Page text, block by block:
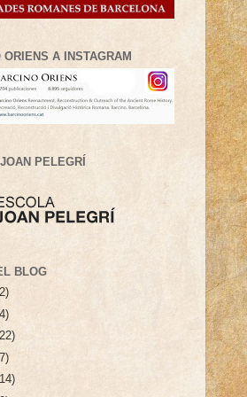
ORIENS A INSTAGRAM
PELEGRÍ
BLOG